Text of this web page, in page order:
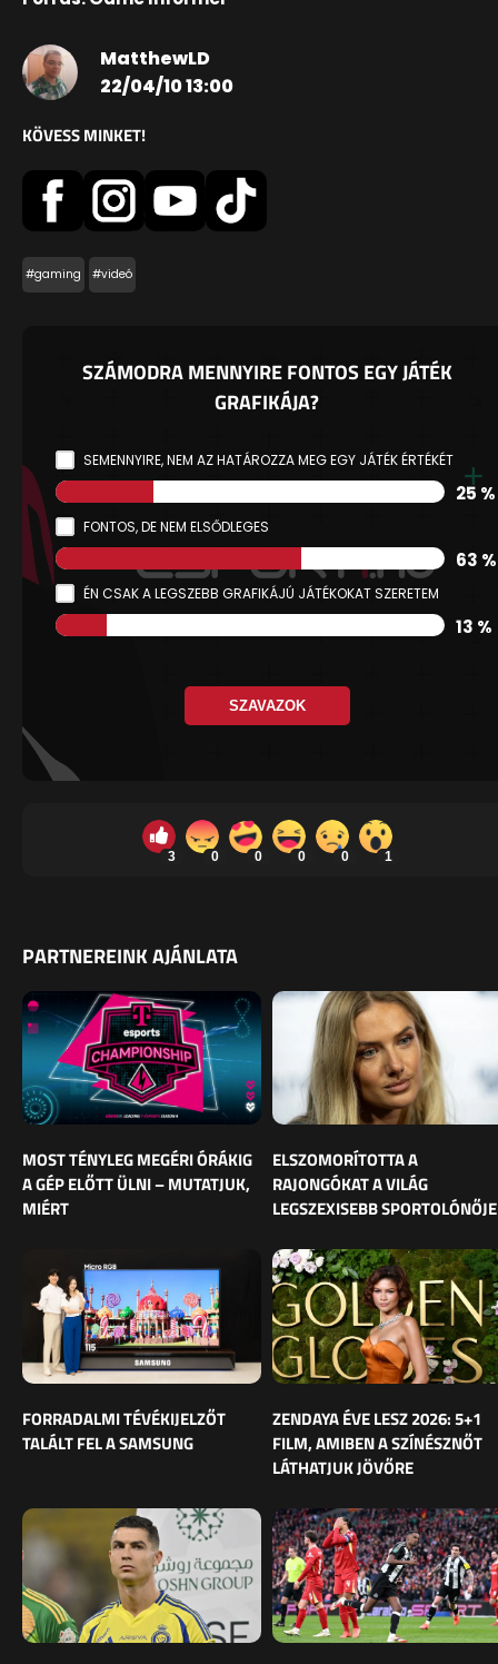
MatthewLD
22/04/10 13:00
KÖVESS MINKET!
#gaming #videó
SZÁMODRA MENNYIRE FONTOS EGY JÁTÉK
GRAFIKÁJA?
SEMENNYIRE, NEM AZ HATÁROZZA MEG EGY JÁTÉK ÉRTÉKÉT
25 %
FONTOS, DE NEM ELSŐDLEGES
63 %
ÉN CSAK A LEGSZEBB GRAFIKÁJÚ JÁTÉKOKAT SZERETEM
13 %
SZAVAZOK
3 0 0 0 0 1
PARTNEREINK AJÁNLATA
MOST TÉNYLEG MEGÉRI ÓRÁKIG
A GÉP ELŐTT ÜLNI – MUTATJUK,
MIÉRT
ELSZOMORÍTOTTA A
RAJONGÓKAT A VILÁG
LEGSZEXISEBB SPORTOLÓNŐJE
FORRADALMI TÉVÉKIJELZŐT
TALÁLT FEL A SAMSUNG
ZENDAYA ÉVE LESZ 2026: 5+1
FILM, AMIBEN A SZÍNÉSZNŐT
LÁTHATJUK JÖVŐRE